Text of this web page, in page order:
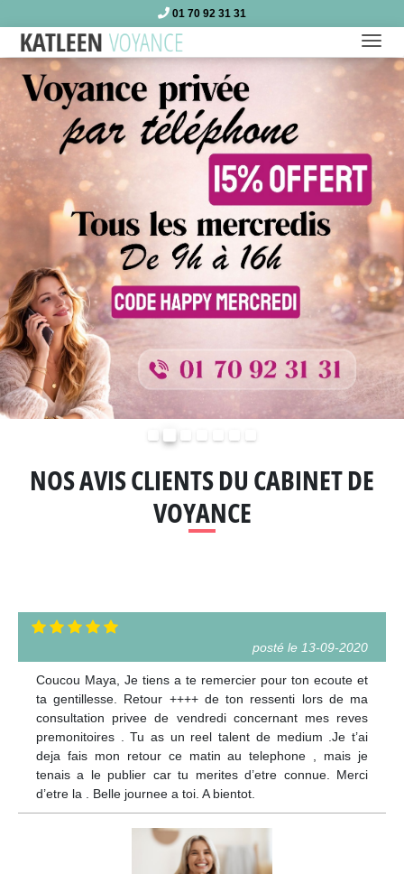
01 70 92 31 31
NOS AVIS CLIENTS DU CABINET DE
VOYANCE
posté le 13-09-2020
Coucou Maya, Je tiens a te remercier pour ton ecoute et
ta gentillesse. Retour ++++ de ton ressenti lors de ma
consultation privee de vendredi concernant mes reves
premonitoires . Tu as un reel talent de medium .Je t’ai
deja fais mon retour ce matin au telephone , mais je
tenais a le publier car tu merites d’etre connue. Merci
d’etre la . Belle journee a toi. A bientot.